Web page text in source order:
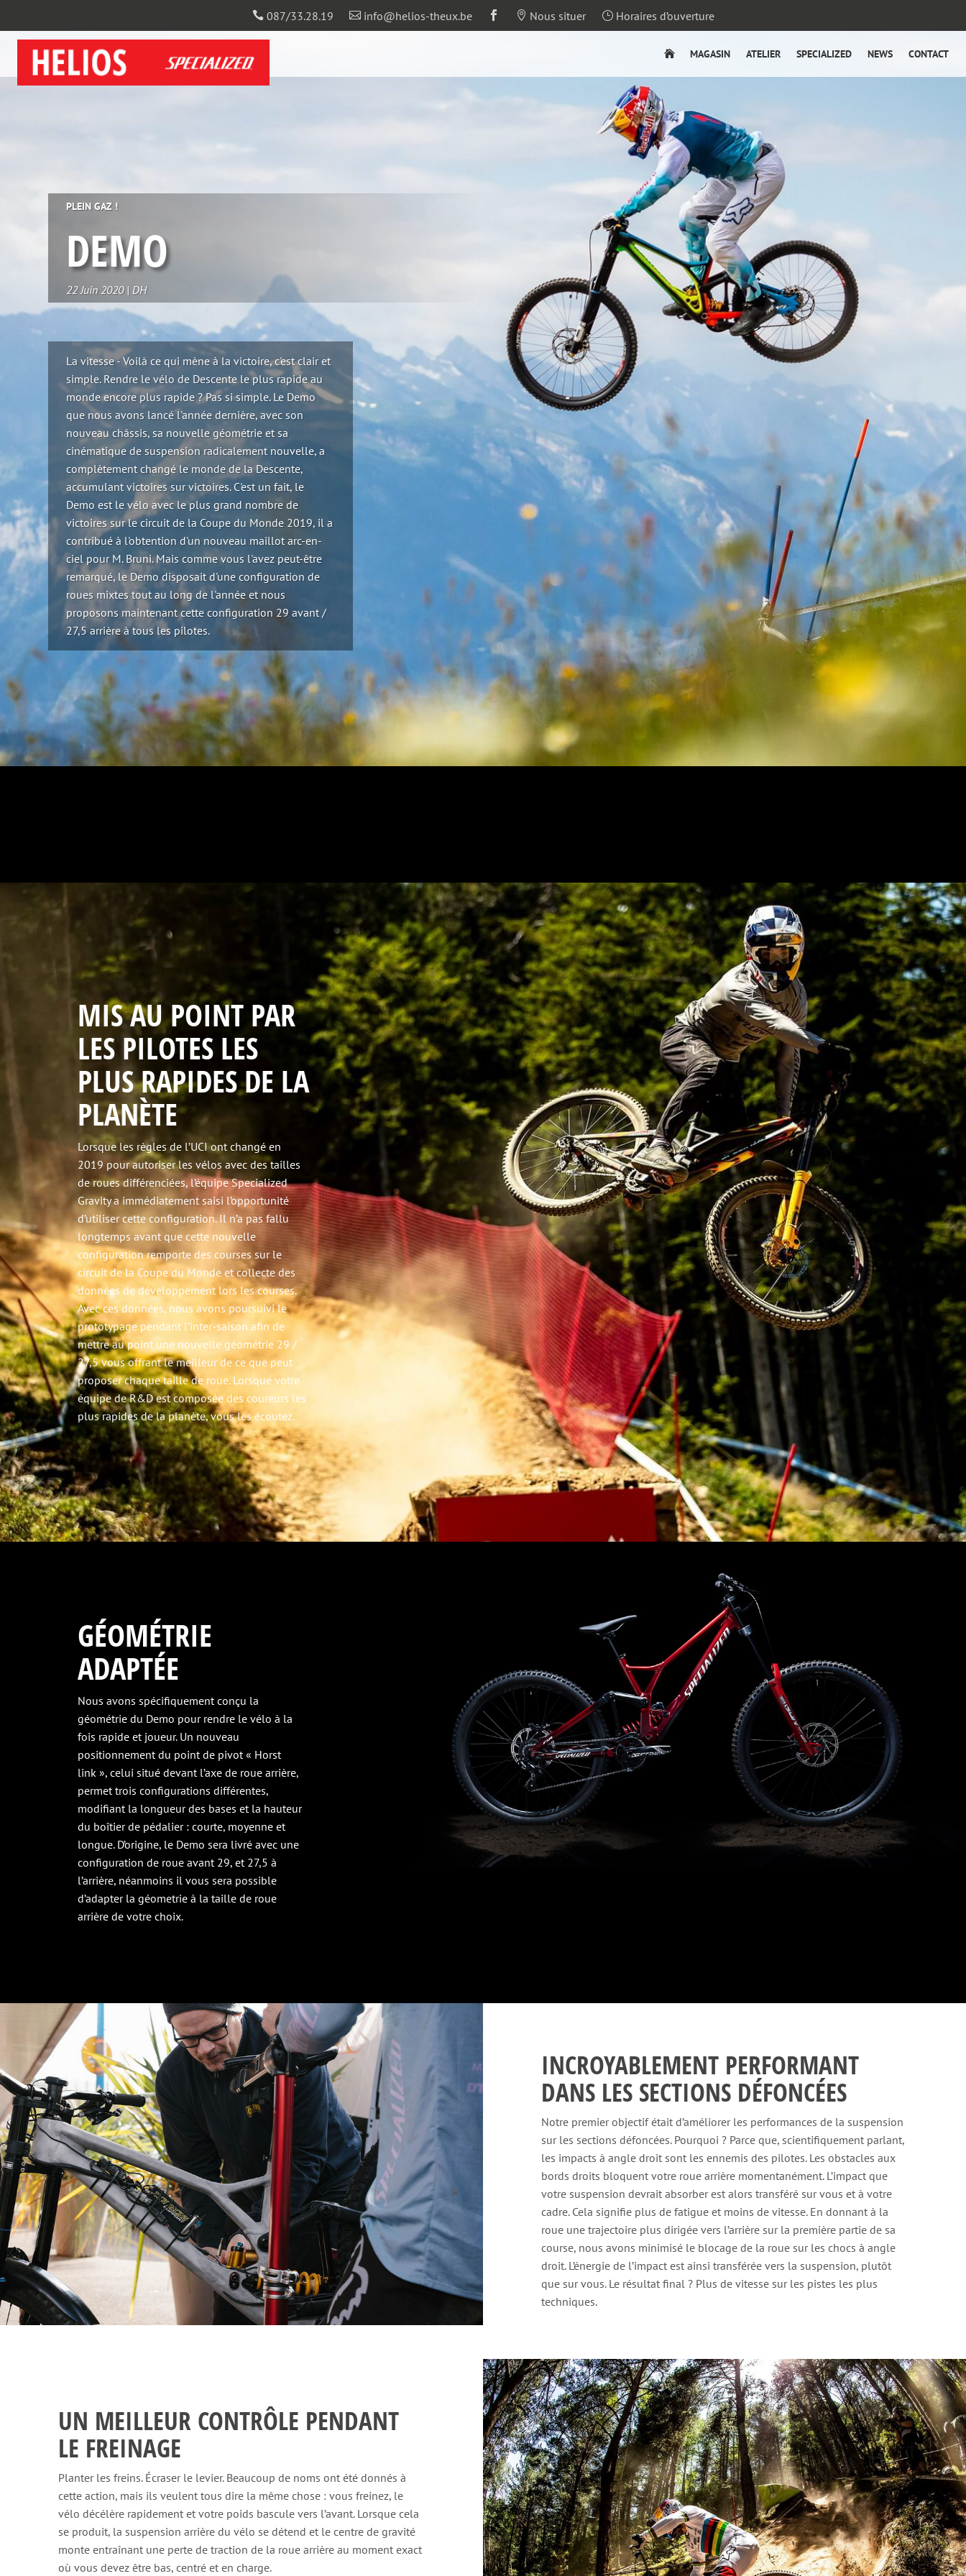
087/33.28.19 info@helios-theux.be   Nous situer }Horaires d’ouverture
 MAGASIN ATELIER SPECIALIZED NEWS CONTACT
PLEIN GAZ !
DEMO
22 Juin 2020| DH
La vitesse - Voilà ce qui mène à la victoire, c'est clair et
simple. Rendre le vélo de Descente le plus rapide au
monde encore plus rapide ? Pas si simple. Le Demo
que nous avons lancé l'année dernière, avec son
nouveau châssis, sa nouvelle géométrie et sa
cinématique de suspension radicalement nouvelle, a
complètement changé le monde de la Descente,
accumulant victoires sur victoires. C'est un fait, le
Demo est le vélo avec le plus grand nombre de
victoires sur le circuit de la Coupe du Monde 2019, il a
contribué à l'obtention d'un nouveau maillot arc-en-
ciel pour M. Bruni. Mais comme vous l'avez peut-être
remarqué, le Demo disposait d'une configuration de
roues mixtes tout au long de l'année et nous
proposons maintenant cette configuration 29 avant /
27,5 arrière à tous les pilotes.
MIS AU POINT PAR
LES PILOTES LES
PLUS RAPIDES DE LA
PLANÈTE
Lorsque les règles de l’UCI ont changé en
2019 pour autoriser les vélos avec des tailles
de roues différenciées, l’équipe Specialized
Gravity a immédiatement saisi l’opportunité
d’utiliser cette configuration. Il n’a pas fallu
longtemps avant que cette nouvelle
configuration remporte des courses sur le
circuit de la Coupe du Monde et collecte des
données de développement lors les courses.
Avec ces données, nous avons poursuivi le
prototypage pendant l’inter-saison afin de
mettre au point une nouvelle géométrie 29 /
27,5 vous offrant le meilleur de ce que peut
proposer chaque taille de roue. Lorsque votre
équipe de R&D est composée des coureurs les
plus rapides de la planète, vous les écoutez.
GÉOMÉTRIE
ADAPTÉE
Nous avons spécifiquement conçu la
géométrie du Demo pour rendre le vélo à la
fois rapide et joueur. Un nouveau
positionnement du point de pivot « Horst
link », celui situé devant l’axe de roue arrière,
permet trois configurations différentes,
modifiant la longueur des bases et la hauteur
du boîtier de pédalier : courte, moyenne et
longue. D’origine, le Demo sera livré avec une
configuration de roue avant 29, et 27,5 à
l’arrière, néanmoins il vous sera possible
d’adapter la géometrie à la taille de roue
arrière de votre choix.
INCROYABLEMENT PERFORMANT
DANS LES SECTIONS DÉFONCÉES
Notre premier objectif était d’améliorer les performances de la suspension
sur les sections défoncées. Pourquoi ? Parce que, scientifiquement parlant,
les impacts à angle droit sont les ennemis des pilotes. Les obstacles aux
bords droits bloquent votre roue arrière momentanément. L’impact que
votre suspension devrait absorber est alors transféré sur vous et à votre
cadre. Cela signifie plus de fatigue et moins de vitesse. En donnant à la
roue une trajectoire plus dirigée vers l’arrière sur la première partie de sa
course, nous avons minimisé le blocage de la roue sur les chocs à angle
droit. L’énergie de l’impact est ainsi transférée vers la suspension, plutôt
que sur vous. Le résultat final ? Plus de vitesse sur les pistes les plus
techniques.
UN MEILLEUR CONTRÔLE PENDANT
LE FREINAGE
Planter les freins. Écraser le levier. Beaucoup de noms ont été donnés à
cette action, mais ils veulent tous dire la même chose : vous freinez, le
vélo décélère rapidement et votre poids bascule vers l’avant. Lorsque cela
se produit, la suspension arrière du vélo se détend et le centre de gravité
monte entraînant une perte de traction de la roue arrière au moment exact
où vous devez être bas, centré et en charge.